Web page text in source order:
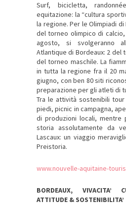
Surf, bicicletta,
equitazione: la “cultura
la regione. Per le Olimpiadi di
del torneo olimpico di
agosto, si svolgeranno
Atlantique di Bordeaux: 2 del
del torneo maschile. La
in tutta la regione fra il 20
giugno, con ben 80 siti
preparazione per gli atleti di
Tra le attività sostenibili
piedi, picnic in campagna,
di produzioni locali, mentre
storia assolutamente da
Lascaux: un viaggio
Preistoria.
www.nouvelle-aquitaine-
BORDEAUX, VIVACITA’
ATTITUDE & SOSTENIBILITA’